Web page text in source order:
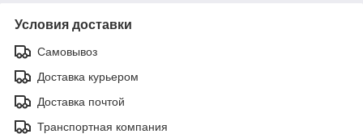
Условия доставки
Самовывоз
Доставка курьером
Доставка почтой
Транспортная компания